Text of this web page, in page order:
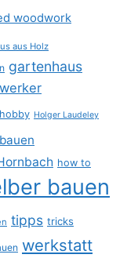
woodwork
aus Holz
gartenhaus
hobby Holger Laudeley
how to
bauen
tipps tricks
werkstatt